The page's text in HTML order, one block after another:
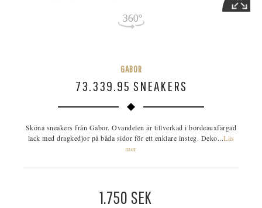
GABOR
73.339.95 SNEAKERS
Sköna sneakers från Gabor. Ovandelen är tillverkad i bordeauxfärgad
lack med dragkedjor på båda sidor för ett enklare insteg. Deko...Läs
mer
1.750 SEK